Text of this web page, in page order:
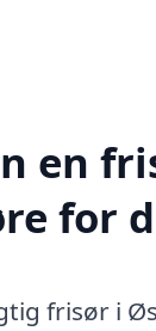
en
for
frisør i